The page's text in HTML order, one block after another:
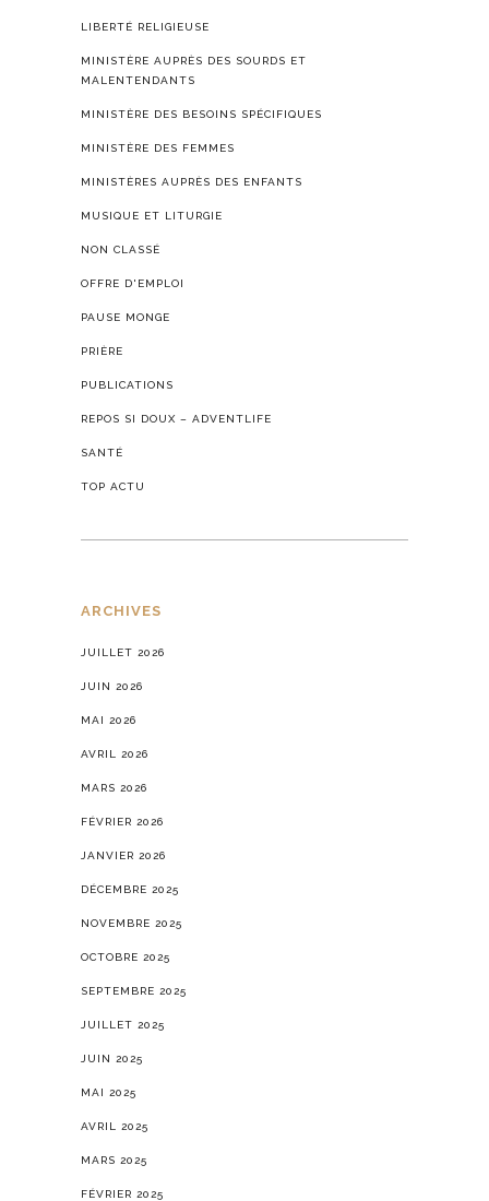
LIBERTÉ RELIGIEUSE
MINISTÈRE AUPRÈS DES SOURDS ET
MALENTENDANTS
MINISTÈRE DES BESOINS SPÉCIFIQUES
MINISTÈRE DES FEMMES
MINISTÈRES AUPRÈS DES ENFANTS
MUSIQUE ET LITURGIE
NON CLASSÉ
OFFRE D'EMPLOI
PAUSE MONGE
PRIÈRE
PUBLICATIONS
REPOS SI DOUX – ADVENTLIFE
SANTÉ
TOP ACTU
ARCHIVES
JUILLET 2026
JUIN 2026
MAI 2026
AVRIL 2026
MARS 2026
FÉVRIER 2026
JANVIER 2026
DÉCEMBRE 2025
NOVEMBRE 2025
OCTOBRE 2025
SEPTEMBRE 2025
JUILLET 2025
JUIN 2025
MAI 2025
AVRIL 2025
MARS 2025
FÉVRIER 2025